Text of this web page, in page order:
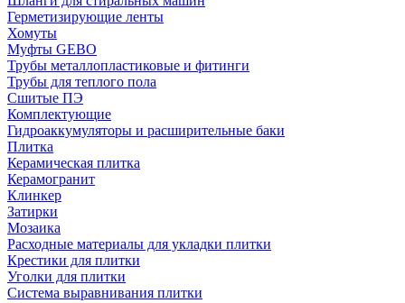
Герметизирующие ленты
Хомуты
Муфты GEBO
Трубы металлопластиковые и фитинги
Трубы для теплого пола
Сшитые ПЭ
Комплектующие
Гидроаккумуляторы и расширительные баки
Плитка
Керамическая плитка
Керамогранит
Клинкер
Затирки
Мозаика
Расходные материалы для укладки плитки
Крестики для плитки
Уголки для плитки
Система выравнивания плитки